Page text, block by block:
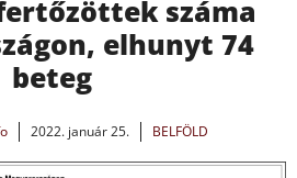
száma
elhunyt 74
beteg
2022. január 25. BELFÖLD